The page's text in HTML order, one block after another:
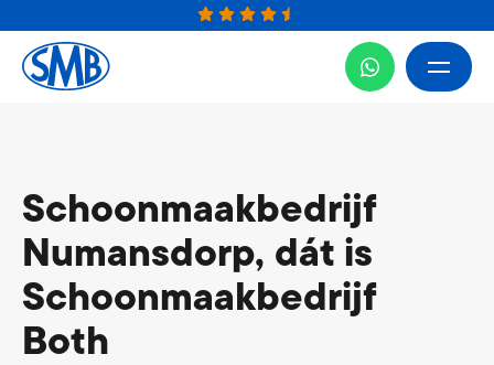
Schoonmaakbedrijf
Numansdorp, dát is
Schoonmaakbedrijf
Both